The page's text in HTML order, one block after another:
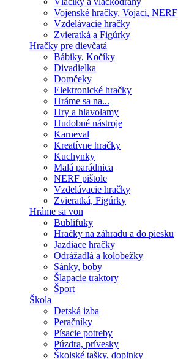
Vojenské hračky, Vojaci, NERF
Vzdelávacie hračky
Zvieratká a Figúrky
Hračky pre dievčatá
Bábiky, Kočíky
Divadielka
Domčeky
Elektronické hračky
Hráme sa na...
Hry a hlavolamy
Hudobné nástroje
Karneval
Kreatívne hračky
Kuchynky
Malá parádnica
NERF pištole
Vzdelávacie hračky
Zvieratká, Figúrky
Hráme sa von
Bublifuky
Hračky na záhradu a do piesku
Jazdiace hračky
Odrážadlá a kolobežky
Sánky, boby
Šlapacie traktory
Šport
Škola
Detská izba
Peračníky
Písacie potreby
Púzdra, prívesky
Školské tašky, doplnky